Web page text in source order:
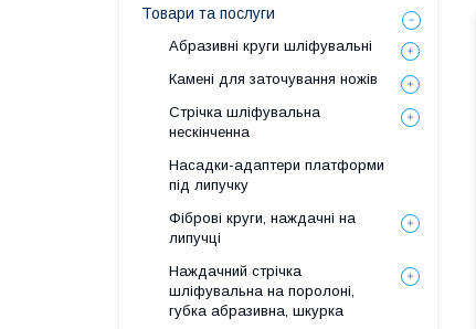
Товари та послуги
Абразивні круги шліфувальні
Камені для заточування ножів
Стрічка шліфувальна
нескінченна
Насадки-адаптери платформи
під липучку
Фіброві круги, наждачні на
липучці
Наждачний стрічка
шліфувальна на поролоні,
губка абразивна, шкурка